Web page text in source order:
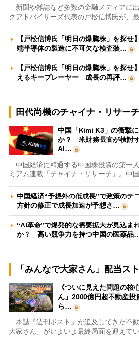
新聞や雑誌など多数の金融メディアに
クアドバイザーズ代表の戸松信博氏が、
【戸松信博氏「明日の爆騰株」を探せ
端半導体の製造に不可欠な検査装…
【戸松信博氏「明日の爆騰株」を探せ
えるキープレーヤー 成長の再評…
田代尚機のチャイナ・リサーチ
中国「Kimi K3」の衝撃
か？ 米財務長官が検討
AI…
中国経済に精通する中国株投資の第一
ミアム連載「チャイナ・リサーチ」。中
中国経済“予想外の低成長”で政策の
方針の修正で成長加速が予想さ…
“AI革命”で爆発的な需要拡大が見込ま
か？ 高い競争力を持つ中国の医薬品
「みんなで大家さん」配当ス
《ついに見えた問題の核
ん」2000億円超不動産投
ら…
本誌『週刊ポスト』が追及してきた不
大家さん」がいよいよ最終局面を迎えて